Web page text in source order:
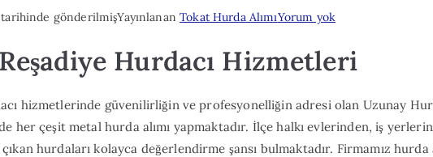
tarihinde gönderilmişYayınlananTokat Hurda AlımıYorum yok
Hurdacı
Hurdacı Hizmetleri
hizmetlerinde güvenilirliğin ve profesyonelliğin adresi olan Uzunay
her çeşit metal hurda alımı yapmaktadır. İlçe halkı evlerinden, iş
hurdaları kolayca değerlendirme şansı bulmaktadır. Firmamız hurda